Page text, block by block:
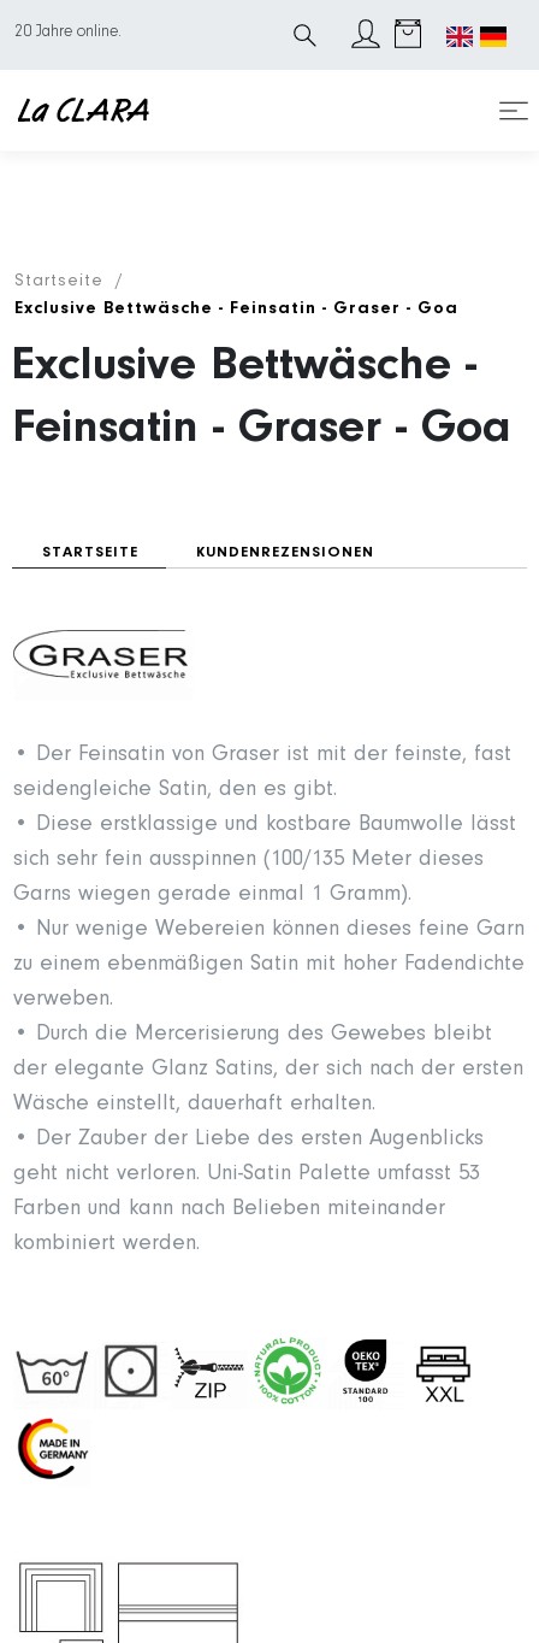
20 Jahre online.
Startseite
Exclusive Bettwäsche - Feinsatin - Graser - Goa
Exclusive Bettwäsche -
Feinsatin - Graser - Goa
STARTSEITE KUNDENREZENSIONEN
• Der Feinsatin von Graser ist mit der feinste, fast
seidengleiche Satin, den es gibt.
• Diese erstklassige und kostbare Baumwolle lässt
sich sehr fein ausspinnen (100/135 Meter dieses
Garns wiegen gerade einmal 1 Gramm).
• Nur wenige Webereien können dieses feine Garn
zu einem ebenmäßigen Satin mit hoher Fadendichte
verweben.
• Durch die Mercerisierung des Gewebes bleibt
der elegante Glanz Satins, der sich nach der ersten
Wäsche einstellt, dauerhaft erhalten.
• Der Zauber der Liebe des ersten Augenblicks
geht nicht verloren. Uni-Satin Palette umfasst 53
Farben und kann nach Belieben miteinander
kombiniert werden.